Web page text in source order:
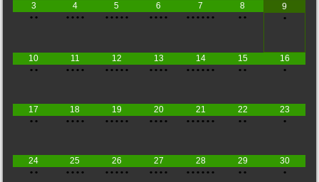
3
• •
4
• • • •
5
• • • • •
6
••••
7
••••••
8
••
9
•
10
• •
11
• • • •
12
• • • • •
13
••••
14
••••••
15
••
16
•
17
• •
18
• • • •
19
• • • • •
20
••••
21
••••••
22
••
23
•
24
• •
25
• • • •
26
• • • • •
27
••••
28
••••••
29
••
30
•